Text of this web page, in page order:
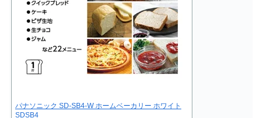
パナソニック SD-SB4-W ホームベーカリー ホワイト
SDSB4